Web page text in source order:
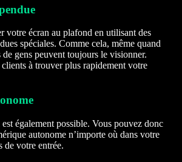
votre écran au plafond en utilisant des
spéciales. Comme cela, même quand
de gens peuvent toujours le visionner.
clients à trouver plus rapidement votre
également possible. Vous pouvez donc
autonome n’importe où dans votre
de votre entrée.